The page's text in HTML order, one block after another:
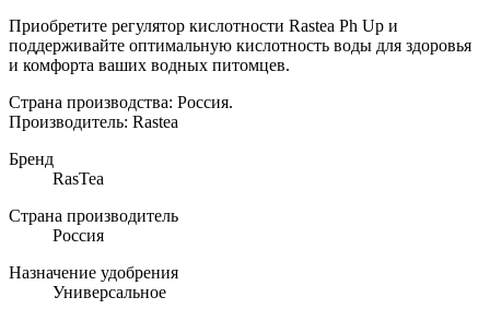
Приобретите регулятор кислотности Rastea Ph Up и
поддерживайте оптимальную кислотность воды для здоровья
и комфорта ваших водных питомцев.
Страна производства: Россия.
Производитель: Rastea
Бренд
RasTea
Страна производитель
Россия
Назначение удобрения
Универсальное